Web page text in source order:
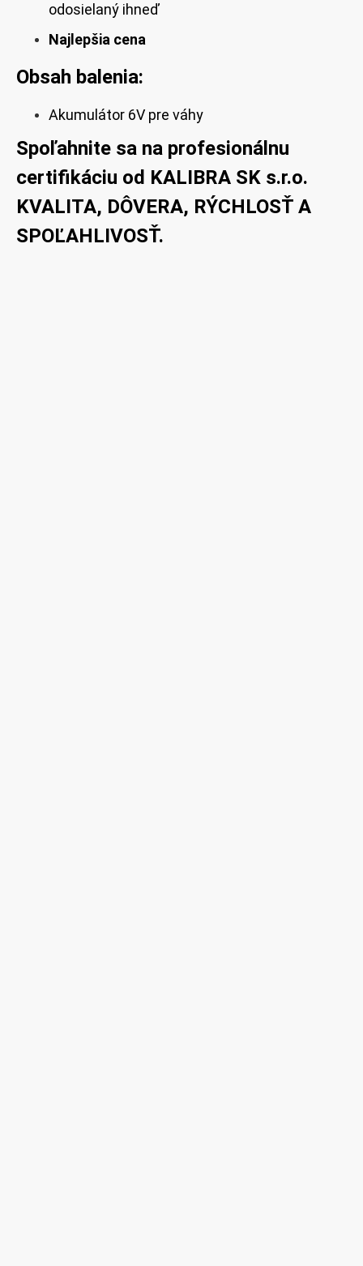
odosielaný ihneď
Najlepšia cena
Obsah balenia:
Akumulátor 6V pre váhy
Spoľahnite sa na profesionálnu
certifikáciu od KALIBRA SK s.r.o.
KVALITA, DÔVERA, RÝCHLOSŤ A
SPOĽAHLIVOSŤ.